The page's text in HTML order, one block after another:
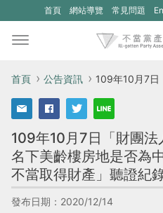
首頁 網站導覽 常見問題
首頁 公告資訊 109年10月7日「財團法人婦聯社會福利基金會名下美齡樓房
109年10月7日「財團
名下美齡樓房地是否為
不當取得財產」聽證紀
發布日期：2020/12/14